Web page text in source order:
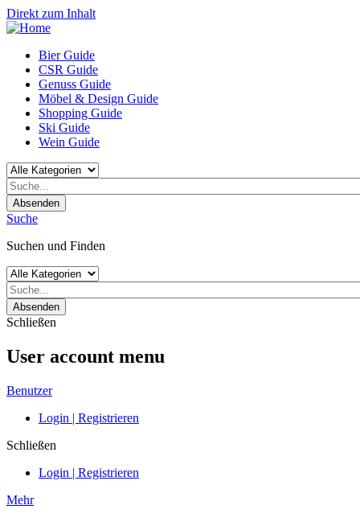
Direkt zum Inhalt
Bier Guide
CSR Guide
Genuss Guide
Möbel & Design Guide
Shopping Guide
Ski Guide
Wein Guide
Absenden
Suche
Suchen und Finden
Absenden
Schließen
User account menu
Benutzer
Login | Registrieren
Schließen
Login | Registrieren
Mehr